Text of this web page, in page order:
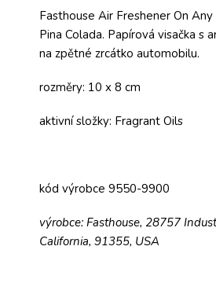
Fasthouse Air Freshener On Any
Pina Colada. Papírová visačka s
na zpětné zrcátko automobilu.
rozměry: 10 x 8 cm
aktivní složky: Fragrant Oils
kód výrobce 9550-9900
výrobce: Fasthouse, 28757
California, 91355, USA